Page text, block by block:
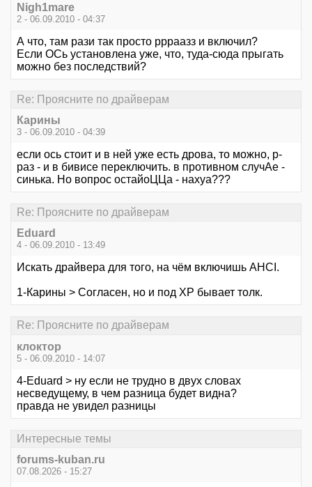
Nigh1mare
2 - 06.09.2010 - 04:37
А что, там рази так просто ррраазз и включил?
Если ОСь установлена уже, что, туда-сюда прыгать
можно без последствий?
Re: Проясните по драйверам
Карины
3 - 06.09.2010 - 04:39
если ось стоит и в ней уже есть дрова, то можно, р-
раз - и в бивисе переключить. в противном случАе -
синька. Но вопрос остайоЦЦа - нахуа???
Re: Проясните по драйверам
Eduard
4 - 06.09.2010 - 13:49
Искать драйвера для того, на чём включишь AHCI.
1-Карины > Согласен, но и под ХР бывает толк.
Re: Проясните по драйверам
клоктор
5 - 06.09.2010 - 14:07
4-Eduard > ну если не трудно в двух словах
несведущему, в чем разница будет видна?
правда не увидел разницы
Интересные темы
forums-kuban.ru
07.08.2026 - 15:27